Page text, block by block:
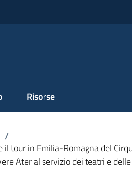
Risorse
/
tour in Emilia-Romagna del
Ater al servizio dei teatri e